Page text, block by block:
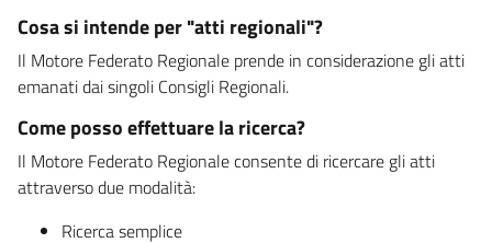
Cosa si intende per "atti regionali"?
Il Motore Federato Regionale prende in considerazione gli atti
emanati dai singoli Consigli Regionali.
Come posso effettuare la ricerca?
Il Motore Federato Regionale consente di ricercare gli atti
attraverso due modalità:
Ricerca semplice